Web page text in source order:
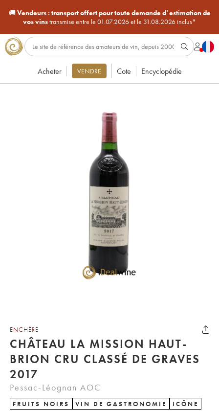
🚚Vendeurs : transport offert pour toute demande d’estimation de
vos vinstransmise entre le 01.07.2026 et le 31.08.2026 inclus*
Acheter VENDRE Cote Encyclopédie
ENCHÈRE
CHÂTEAU LA MISSION HAUT-
BRION CRU CLASSÉ DE GRAVES
2017
Pessac-Léognan AOC
FRUITS NOIRS VIN DE GASTRONOMIE ICÔNE